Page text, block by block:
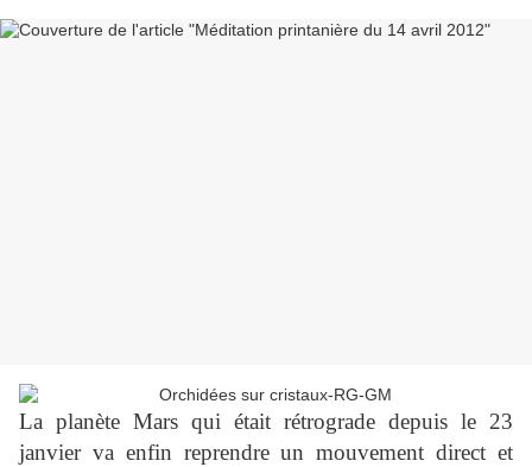
La planète Mars qui était rétrograde depuis le 23
janvier va enfin reprendre un mouvement direct et